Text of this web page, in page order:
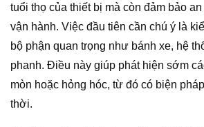
tuổi thọ của thiết bị mà còn đảm bảo
vận hành. Việc đầu tiên cần chú ý là
bộ phận quan trọng như bánh xe, hệ
phanh. Điều này giúp phát hiện sớm
mòn hoặc hỏng hóc, từ đó có biện
thời.